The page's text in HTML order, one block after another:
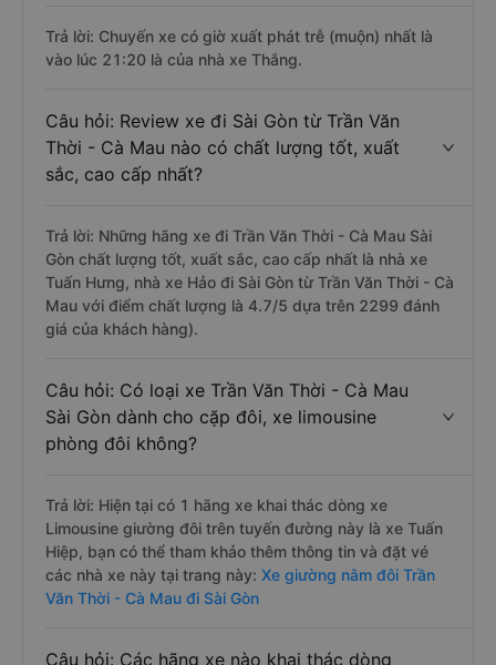
Trả lời: Chuyến xe có giờ xuất phát trễ (muộn) nhất là
vào lúc 21:20 là của nhà xe Thắng.
Câu hỏi: Review xe đi Sài Gòn từ Trần Văn
Thời - Cà Mau nào có chất lượng tốt, xuất
sắc, cao cấp nhất?
Trả lời: Những hãng xe đi Trần Văn Thời - Cà Mau Sài
Gòn chất lượng tốt, xuất sắc, cao cấp nhất là nhà xe
Tuấn Hưng, nhà xe Hảo đi Sài Gòn từ Trần Văn Thời - Cà
Mau với điểm chất lượng là 4.7/5 dựa trên 2299 đánh
giá của khách hàng).
Câu hỏi: Có loại xe Trần Văn Thời - Cà Mau
Sài Gòn dành cho cặp đôi, xe limousine
phòng đôi không?
Trả lời: Hiện tại có 1 hãng xe khai thác dòng xe
Limousine giường đôi trên tuyến đường này là xe Tuấn
Hiệp, bạn có thể tham khảo thêm thông tin và đặt vé
các nhà xe này tại trang này: Xe giường nằm đôi Trần
Văn Thời - Cà Mau đi Sài Gòn
Câu hỏi: Các hãng xe nào khai thác dòng